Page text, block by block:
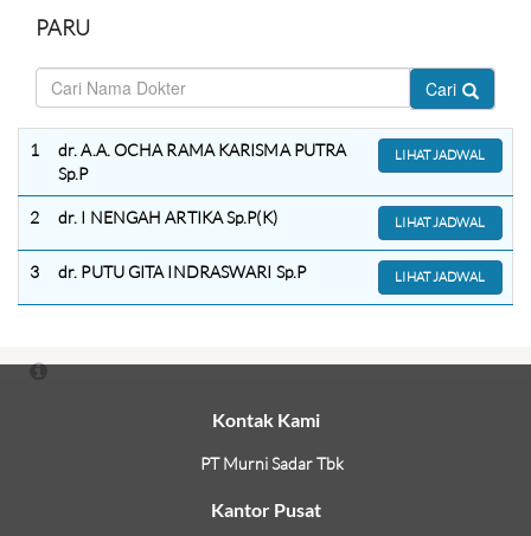
PARU
Cari
1
dr. A.A. OCHA RAMA KARISMA PUTRA
Sp.P
LIHAT JADWAL
2 dr. I NENGAH ARTIKA Sp.P(K) LIHAT JADWAL
3 dr. PUTU GITA INDRASWARI Sp.P LIHAT JADWAL
Kontak Kami
PT Murni Sadar Tbk
Kantor Pusat